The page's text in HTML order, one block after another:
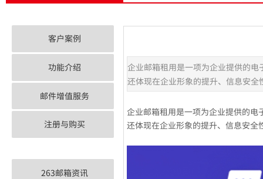
客户案例
功能介绍
邮件增值服务
注册与购买
企业邮箱租用是一项为企业提供的
还体现在企业形象的提升、信息安
企业邮箱租用是一项为企业提供的
还体现在企业形象的提升、信息安
263邮箱资讯